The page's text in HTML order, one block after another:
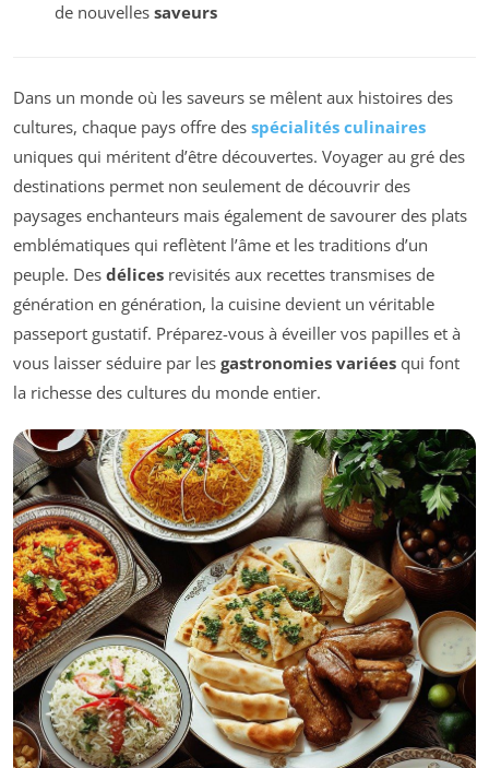
de nouvelles saveurs
Dans un monde où les saveurs se mêlent aux histoires des
cultures, chaque pays offre des spécialités culinaires
uniques qui méritent d’être découvertes. Voyager au gré des
destinations permet non seulement de découvrir des
paysages enchanteurs mais également de savourer des plats
emblématiques qui reflètent l’âme et les traditions d’un
peuple. Des délices revisités aux recettes transmises de
génération en génération, la cuisine devient un véritable
passeport gustatif. Préparez-vous à éveiller vos papilles et à
vous laisser séduire par les gastronomies variées qui font
la richesse des cultures du monde entier.